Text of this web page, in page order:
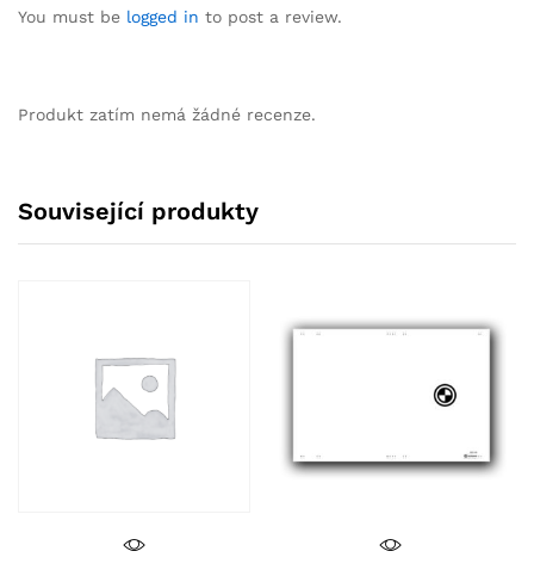
You must be logged in to post a review.
Produkt zatím nemá žádné recenze.
Související produkty